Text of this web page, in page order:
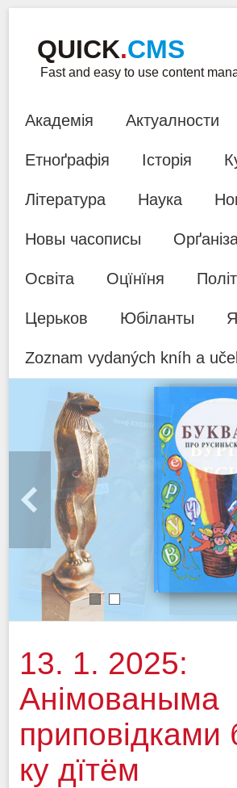
QUICK.CMS
Fast and easy to use content
Академія Актуалности
Етноґрафія Історія
Література Наука
Новы часописы
Освіта Оцїнїня
Церьков Юбіланты
Zoznam vydaných kníh a
1 2
13. 1. 2025:
Анімованыма
приповідками
ку дїтём